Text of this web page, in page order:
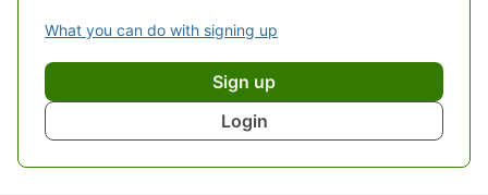
What you can do with signing up
Sign up
Login